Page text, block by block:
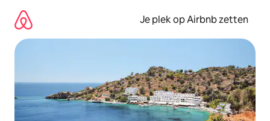
direct
naar
inhoud
Je plek op Airbnb zetten